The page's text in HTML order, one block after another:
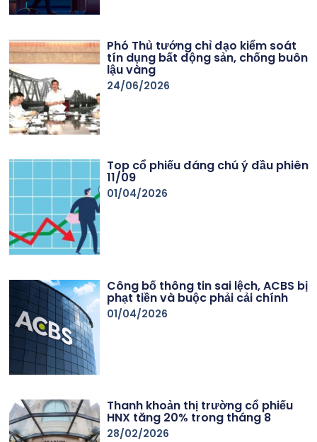
Phó Thủ tướng chỉ đạo kiểm soát
tín dụng bất động sản, chống buôn
lậu vàng
24/06/2026
Top cổ phiếu đáng chú ý đầu phiên
11/09
01/04/2026
Công bố thông tin sai lệch, ACBS bị
phạt tiền và buộc phải cải chính
01/04/2026
Thanh khoản thị trường cổ phiếu
HNX tăng 20% trong tháng 8
28/02/2026